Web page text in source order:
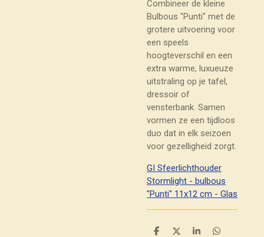
Combineer de kleine
Bulbous "Punti" met de
grotere uitvoering voor
een speels
hoogteverschil en een
extra warme, luxueuze
uitstraling op je tafel,
dressoir of
vensterbank. Samen
vormen ze een tijdloos
duo dat in elk seizoen
voor gezelligheid zorgt.
GI Sfeerlichthouder
Stormlight - bulbous
"Punti" 11x12 cm - Glas
D
D
S
D